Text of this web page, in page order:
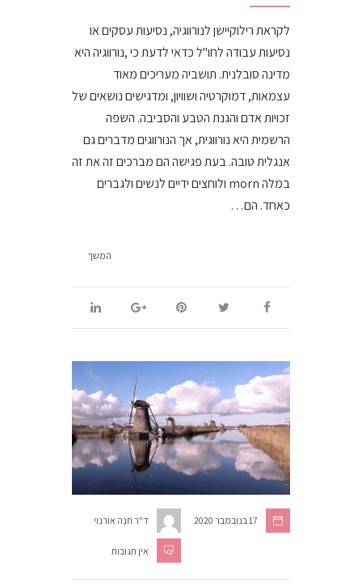
לקראת רילוקיישן לנורווגיה, נסיעות עסקים או
נסיעות עבודה לחו"ל כדאי לדעת כי ,נורווגיה היא
מדינה סובלנית. תושביה מעריכים מאוד
עצמאות, דמוקרטיה ושוויון, ומדגישים נושאים של
זכויות אדם והגנת הטבע והסביבה. השפה
הרשמית היא נורווגית, אך הנורווגים מדברים גם
אנגלית טובה. בעת פגישה הם מברכים זה את זה
במלה morn ולוחצים ידיים לנשים ולגברים
כאחד. הם…
המשך
ד"ר חנה אורנוי 17 בנובמבר 2020
אין תגובות